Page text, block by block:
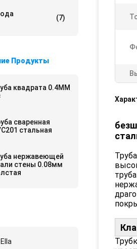
(7)
Продукты
квадрата 0.4ММ
сваренная
стальная
нержавеющей
стены 0.08мм
Ella